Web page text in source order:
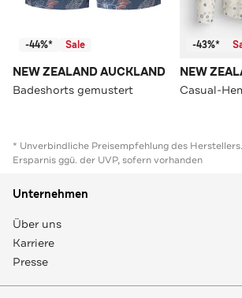
-44%* Sale
NEW ZEALAND AUCKLAND
Badeshorts gemustert
-43%*
NEW
Casual-
* Unverbindliche Preisempfehlung des
Ersparnis ggü. der UVP, sofern vorhanden
Unternehmen
Über uns
Karriere
Presse